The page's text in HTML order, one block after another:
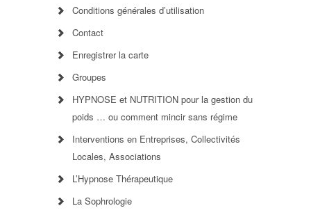
Conditions générales d’utilisation
Contact
Enregistrer la carte
Groupes
HYPNOSE et NUTRITION pour la gestion du
poids … ou comment mincir sans régime
Interventions en Entreprises, Collectivités
Locales, Associations
L’Hypnose Thérapeutique
La Sophrologie